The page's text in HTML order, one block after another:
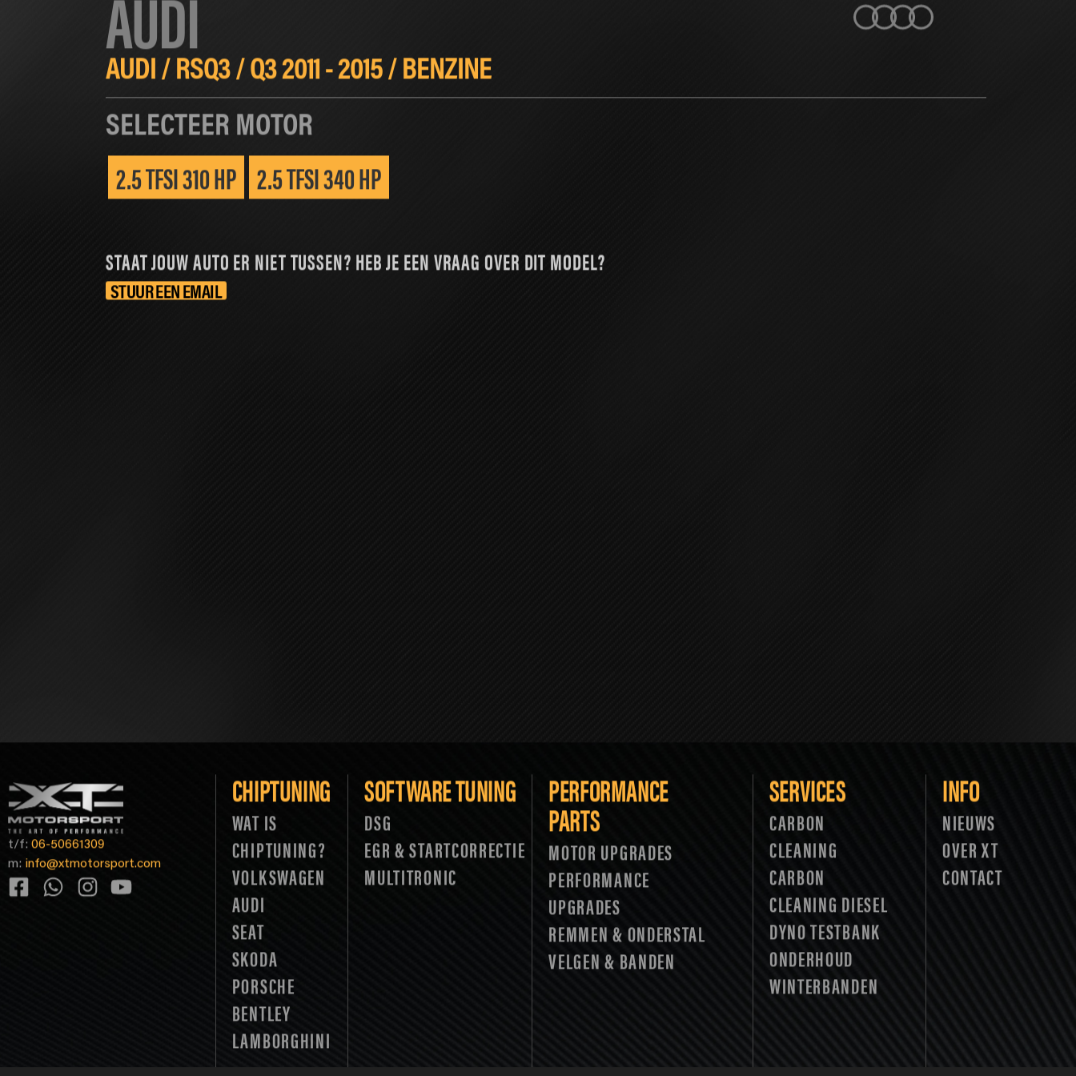
HOME
AUDI/RSQ3/Q3 2011 - 2015/BENZINE
SELECTEER MOTOR
2.5 TFSI 310 HP 2.5 TFSI 340 HP
STAAT JOUW AUTO ER NIET TUSSEN? HEB JE EEN VRAAG OVER DIT MODEL?
STUUR EEN EMAIL
t/f: 06-50661309
m: info@xtmotorsport.com
CHIPTUNING
WAT IS
CHIPTUNING?
VOLKSWAGEN
AUDI
SEAT
SKODA
PORSCHE
BENTLEY
LAMBORGHINI
SOFTWARE TUNING
DSG
EGR & STARTCORRECTIE
MULTITRONIC
PERFORMANCE
PARTS
MOTOR UPGRADES
PERFORMANCE
UPGRADES
REMMEN & ONDERSTAL
VELGEN & BANDEN
SERVICES
CARBON
CLEANING
CARBON
CLEANING DIESEL
DYNO TESTBANK
ONDERHOUD
WINTERBANDEN
INFO
NIEUWS
OVER XT
CONTACT